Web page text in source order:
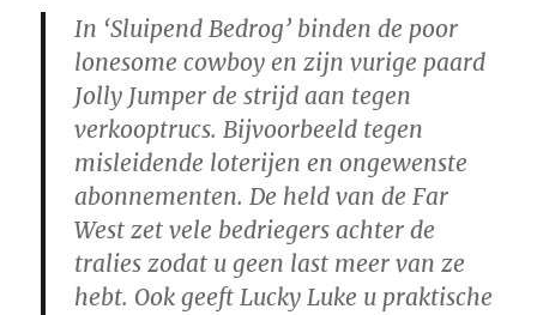
In ‘Sluipend Bedrog’ binden de poor
lonesome cowboy en zijn vurige paard
Jolly Jumper de strijd aan tegen
verkooptrucs. Bijvoorbeeld tegen
misleidende loterijen en ongewenste
abonnementen. De held van de Far
West zet vele bedriegers achter de
tralies zodat u geen last meer van ze
hebt. Ook geeft Lucky Luke u praktische